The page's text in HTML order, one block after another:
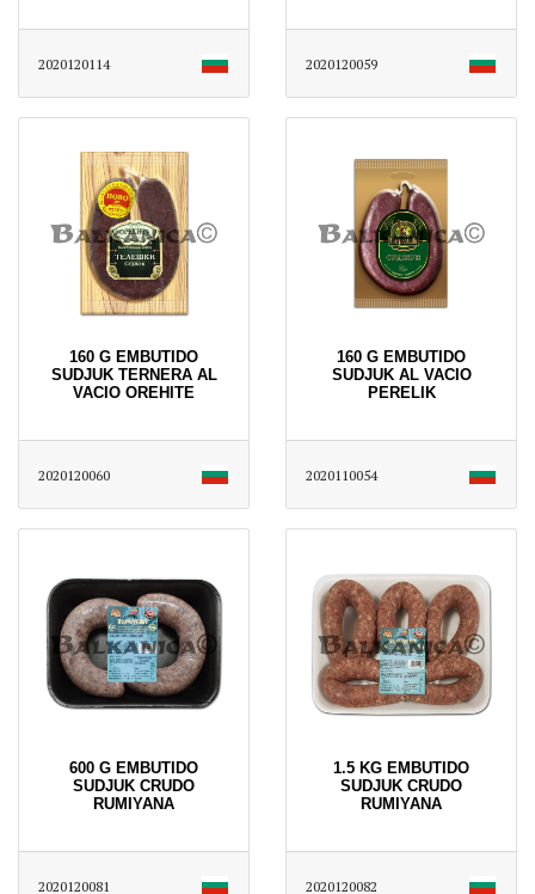
2020120114 2020120059
160 G EMBUTIDO
SUDJUK TERNERA AL
VACIO OREHITE
2020120060
160 G EMBUTIDO
SUDJUK AL VACIO
PERELIK
2020110054
600 G EMBUTIDO
SUDJUK CRUDO
RUMIYANA
2020120081
1.5 KG EMBUTIDO
SUDJUK CRUDO
RUMIYANA
2020120082